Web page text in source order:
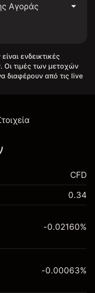
Αγοράς
ενδεικτικές
Οι τιμές των μετοχών
διαφέρουν από τις live
είναι
CFD.
με:
CFD
0.34
-0.02160%
-0.00063%